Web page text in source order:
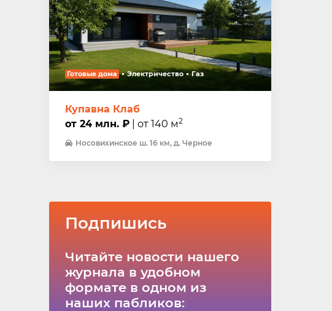
Готовые дома Электричество Газ
Купавна Клаб
от 24 млн. ₽ | от 140 м2
Носовихинское ш. 16 км, д. Черное
Подпишись
Читайте новости нашего
журнала в удобном
формате в одном из
наших пабликов: